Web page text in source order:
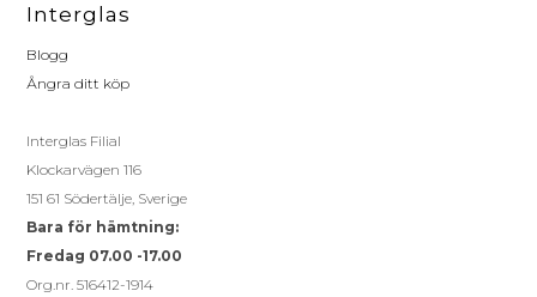
Interglas
Blogg
Ångra ditt köp
Interglas Filial
Klockarvägen 116
151 61 Södertälje, Sverige
Bara för hämtning:
Fredag 07.00 -17.00
Org.nr. 516412-1914